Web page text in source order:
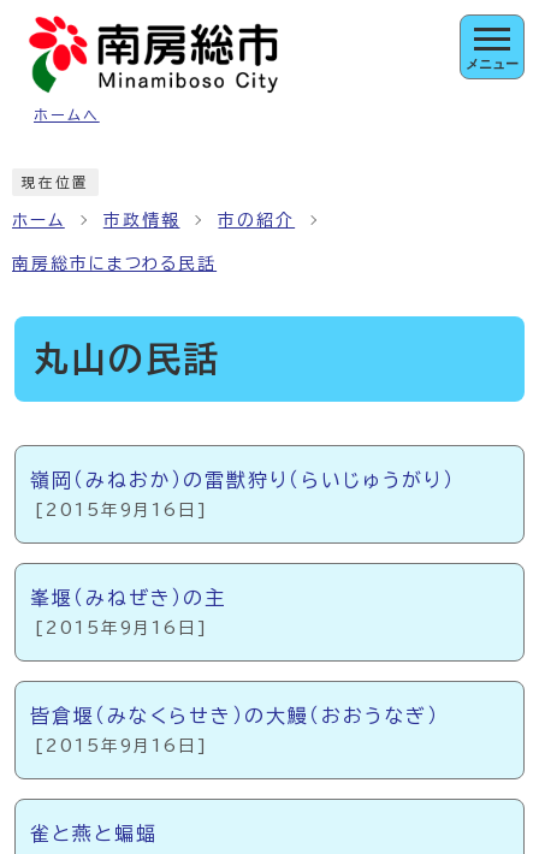
ページの先頭です
ホームへ
メニュー
現在位置
ホーム 市政情報 市の紹介
南房総市にまつわる民話
丸山の民話
メインメニュー
嶺岡（みねおか）の雷獣狩り（らいじゅうがり）
[2015年9月16日]
峯堰（みねぜき）の主
[2015年9月16日]
皆倉堰（みなくらせき）の大鰻（おおうなぎ）
[2015年9月16日]
雀と燕と蝙蝠